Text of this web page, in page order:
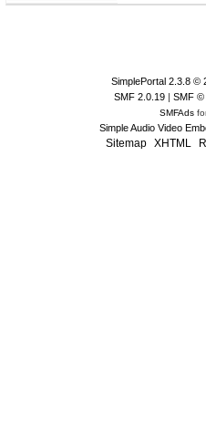
SimplePortal 2.3.8 ©
SMF 2.0.19| SMF ©
SMFAds
Simple Audio Video
Sitemap XHTML